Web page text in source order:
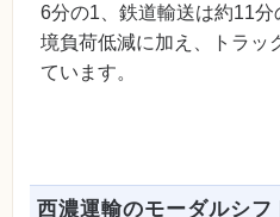
6分の1、鉄道輸送は約11
境負荷低減に加え、トラッ
ています。
西濃運輸のモーダルシフ